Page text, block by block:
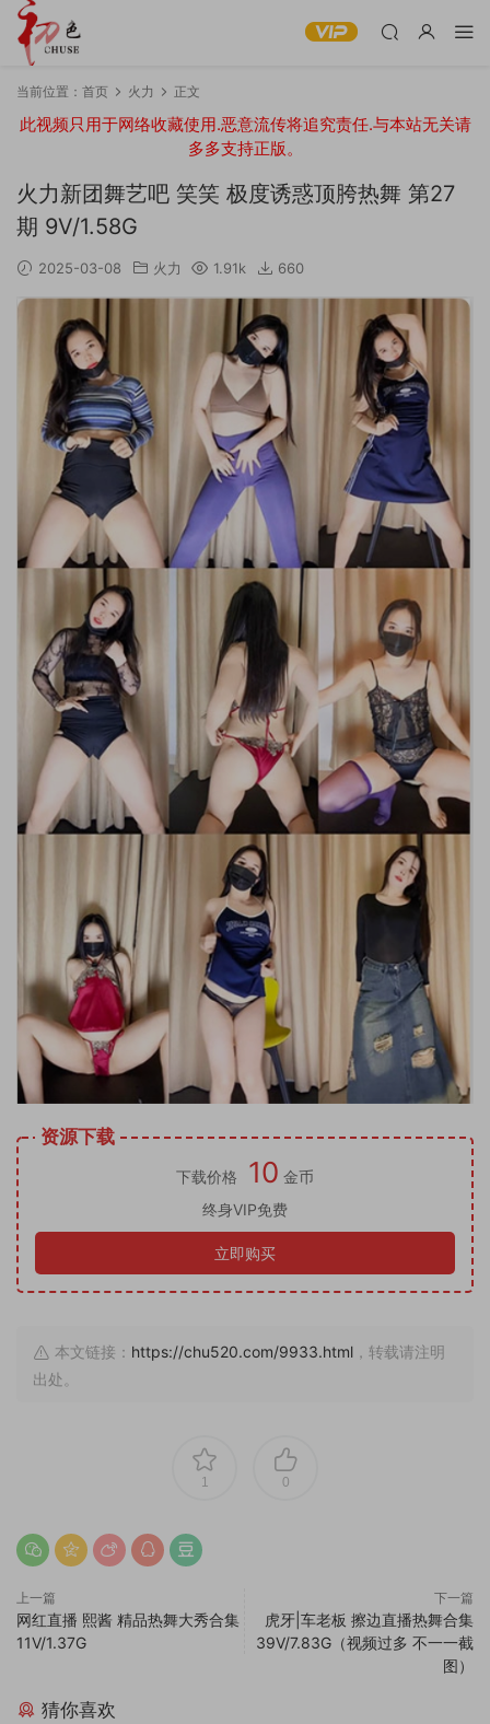
当前位置： 首页 火力 正文
此视频只用于网络收藏使用.恶意流传将追究责任.与本站无关请
多多支持正版。
火力新团舞艺吧 笑笑 极度诱惑顶胯热舞 第27
期 9V/1.58G
2025-03-08 火力 1.91k 660
资源下载
下载价格 10 金币
终身VIP免费
立即购买
本文链接： https://chu520.com/9933.html ，转载请注明
出处。
1 0
上一篇
网红直播 熙酱 精品热舞大秀合集
11V/1.37G
下一篇
虎牙|车老板 擦边直播热舞合集
39V/7.83G（视频过多 不一一截
图）
猜你喜欢